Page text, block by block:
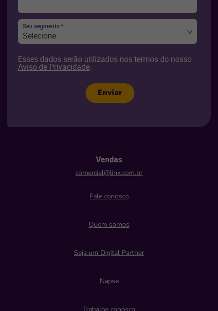
Seu segmento*
Selecione
Esses dados serão utilizados nos termos do nosso
Aviso de Privacidade.
Enviar
Vendas
comercial@linx.com.br
Fale conosco
Quem somos
Seja um Digital Partner
Napse